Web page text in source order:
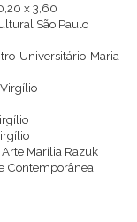
x 3,60
São Paulo
Universitário Maria
Arte Marília Razuk
Contemporânea